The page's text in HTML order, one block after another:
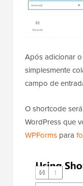
Após adicionar
simplesmente
campo de
O shortcode
WordPress que
WPForms para